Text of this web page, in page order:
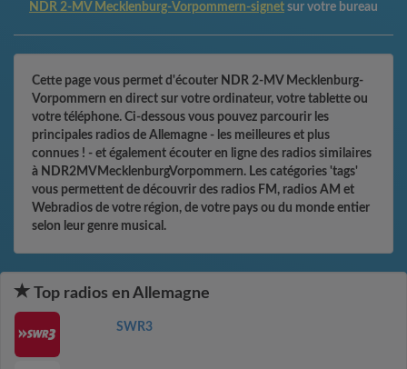
NDR 2-MV Mecklenburg-Vorpommern-signet sur votre bureau
Cette page vous permet d'écouter NDR 2-MV Mecklenburg-
Vorpommern en direct sur votre ordinateur, votre tablette ou
votre téléphone. Ci-dessous vous pouvez parcourir les
principales radios de Allemagne - les meilleures et plus
connues ! - et également écouter en ligne des radios similaires
à NDR2MVMecklenburgVorpommern. Les catégories 'tags'
vous permettent de découvrir des radios FM, radios AM et
Webradios de votre région, de votre pays ou du monde entier
selon leur genre musical.
Top radios en Allemagne
SWR3